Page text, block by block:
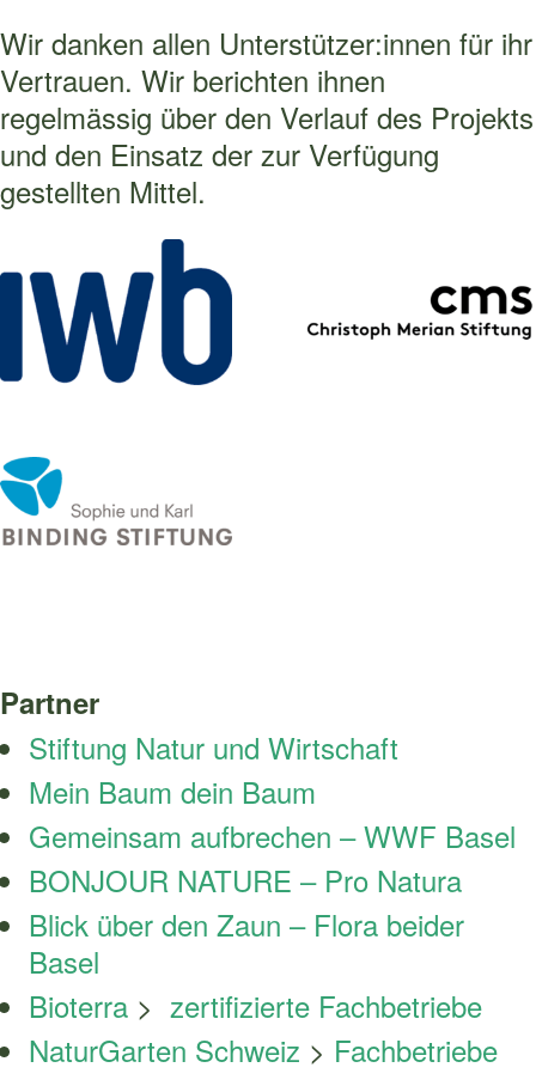
Wir danken allen Unterstützer:innen für ihr
Vertrauen. Wir berichten ihnen
regelmässig über den Verlauf des Projekts
und den Einsatz der zur Verfügung
gestellten Mittel.
Partner
Stiftung Natur und Wirtschaft
Mein Baum dein Baum
Gemeinsam aufbrechen – WWF Basel
BONJOUR NATURE – Pro Natura
Blick über den Zaun – Flora beider
Basel
Bioterra > zertifizierte Fachbetriebe
NaturGarten Schweiz > Fachbetriebe